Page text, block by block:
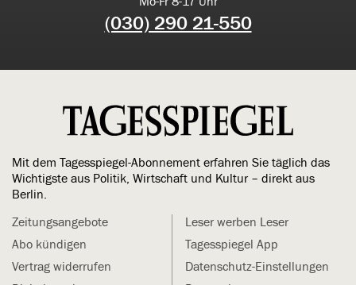
(030) 290 21-550
Mit dem Tagesspiegel-Abonnement erfahren Sie täglich das
Wichtigste aus Politik, Wirtschaft und Kultur – direkt aus
Berlin.
Zeitungsangebote
Abo kündigen
Vertrag widerrufen
Leser werben Leser
Tagesspiegel App
Datenschutz-Einstellungen